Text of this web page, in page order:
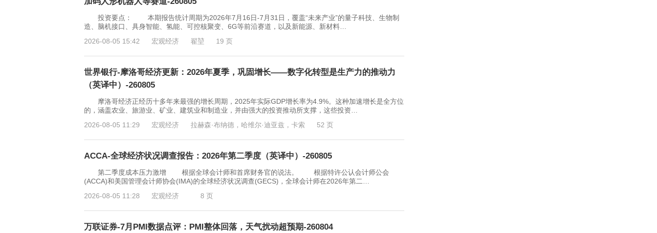
投资要点： 本期报告统计周期为2026年7月16日-7月31日，覆盖“未来产业”的量子科技、生物制
造、脑机接口、具身智能、氢能、可控核聚变、6G等前沿赛道，以及新能源、新材料…
2026-08-05 15:42
宏观经济 翟堃 19 页
世界银行-摩洛哥经济更新：2026年夏季，巩固增长——数字化转型是生产力的推动力
（英译中）-260805
摩洛哥经济正经历十多年来最强的增长周期，2025年实际GDP增长率为4.9%。这种加速增长是全方位
的，涵盖农业、旅游业、矿业、建筑业和制造业，并由强大的投资推动所支撑，这些投资…
2026-08-05 11:29
宏观经济 拉赫森·布纳德，哈维尔·迪亚兹，卡索 52 页
ACCA-全球经济状况调查报告：2026年第二季度（英译中）-260805
第二季度成本压力激增 根据全球会计师和首席财务官的说法。 根据特许公认会计师公会
(ACCA)和美国管理会计师协会(IMA)的全球经济状况调查(GECS)，全球会计师在2026年第二…
2026-08-05 11:28
宏观经济 8 页
万联证券-7月PMI数据点评：PMI整体回落，天气扰动超预期-260804